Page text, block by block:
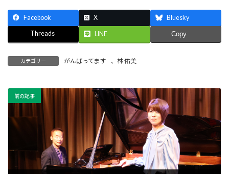
Facebook X Bluesky
Threads LINE Copy
カテゴリー がんばってます 、 林 佑美
前の記事